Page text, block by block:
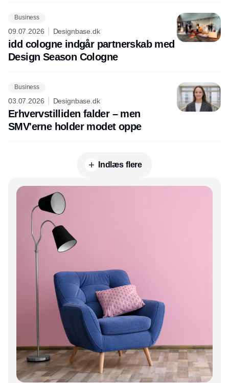
Business
09.07.2026 Designbase.dk
idd cologne indgår partnerskab med
Design Season Cologne
Business
03.07.2026 Designbase.dk
Erhvervstilliden falder – men
SMV'erne holder modet oppe
Indlæs flere
Annonce